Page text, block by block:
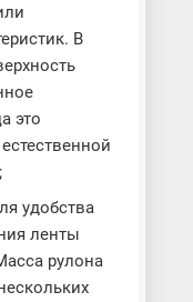
В
это
удобства
ленты
рулона